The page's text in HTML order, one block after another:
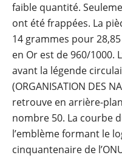
faible quantité.
ont été frappées. La
14 grammes pour
en Or est de 960/1000.
avant la légende
(ORGANISATION DES
retrouve en arrière-
nombre 50. La courbe
l’emblème formant le
cinquantenaire de